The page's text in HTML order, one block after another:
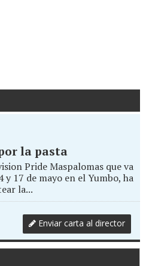
la pasta
Pride Maspalomas que va
17 de mayo en el Yumbo, ha
la...
Enviar carta al director